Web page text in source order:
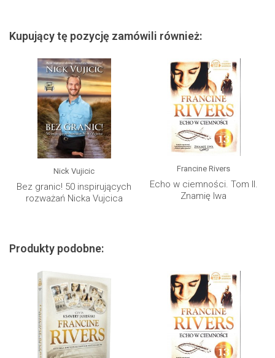
Kupujący tę pozycję zamówili również:
Nick Vujicic
Bez granic! 50 inspirujących
rozważań Nicka Vujcica
Francine Rivers
Echo w ciemności. Tom II.
Znamię lwa
Produkty podobne: